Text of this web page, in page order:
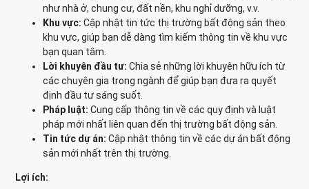
như nhà ở, chung cư, đất nền, khu nghỉ dưỡng, v.v.
Khu vực: Cập nhật tin tức thị trường bất động sản theo
khu vực, giúp bạn dễ dàng tìm kiếm thông tin về khu vực
bạn quan tâm.
Lời khuyên đầu tư: Chia sẻ những lời khuyên hữu ích từ
các chuyên gia trong ngành để giúp bạn đưa ra quyết
định đầu tư sáng suốt.
Pháp luật: Cung cấp thông tin về các quy định và luật
pháp mới nhất liên quan đến thị trường bất động sản.
Tin tức dự án: Cập nhật thông tin về các dự án bất động
sản mới nhất trên thị trường.
Lợi ích: